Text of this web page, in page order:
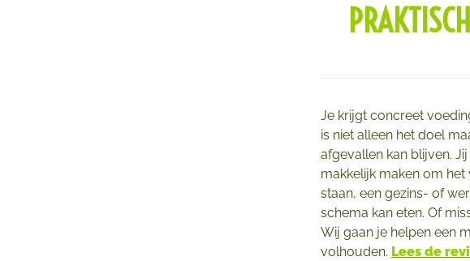
Je krijgt concreet
is niet alleen het doel
afgevallen kan blijven. Jij
makkelijk maken om
staan, een gezins- of
schema kan eten. Of
Wij gaan je helpen een
volhouden. Lees de